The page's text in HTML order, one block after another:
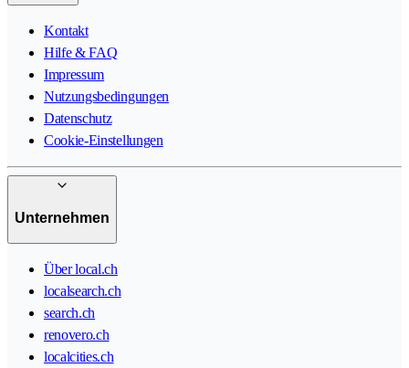
Kontakt
Hilfe & FAQ
Impressum
Nutzungsbedingungen
Datenschutz
Cookie-Einstellungen
Unternehmen
Über local.ch
localsearch.ch
search.ch
renovero.ch
localcities.ch